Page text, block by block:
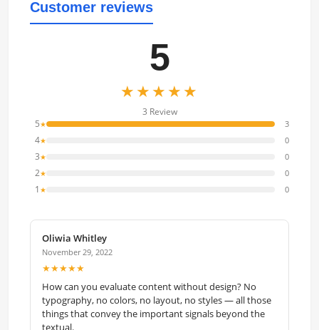
Customer reviews
5
★★★★★
3 Review
5★ 3
4★ 0
3★ 0
2★ 0
1 ★ 0
Oliwia Whitley
November 29, 2022
★★★★★
How can you evaluate content without design? No
typography, no colors, no layout, no styles — all those
things that convey the important signals beyond the